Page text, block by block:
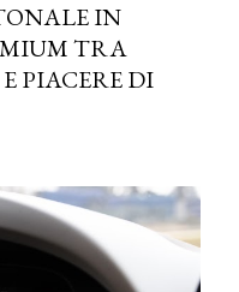
IN
TRA
PIACERE DI